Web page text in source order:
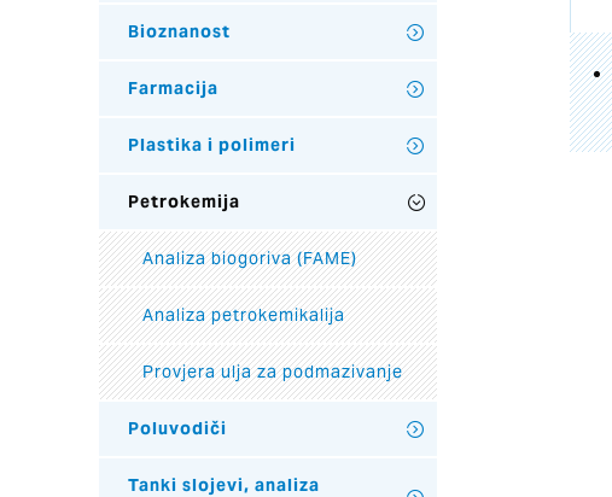
Bioznanost
Farmacija
Plastika i polimeri
Petrokemija
Analiza biogoriva (FAME)
Analiza petrokemikalija
Provjera ulja za podmazivanje
Poluvodiči
Tanki slojevi, analiza